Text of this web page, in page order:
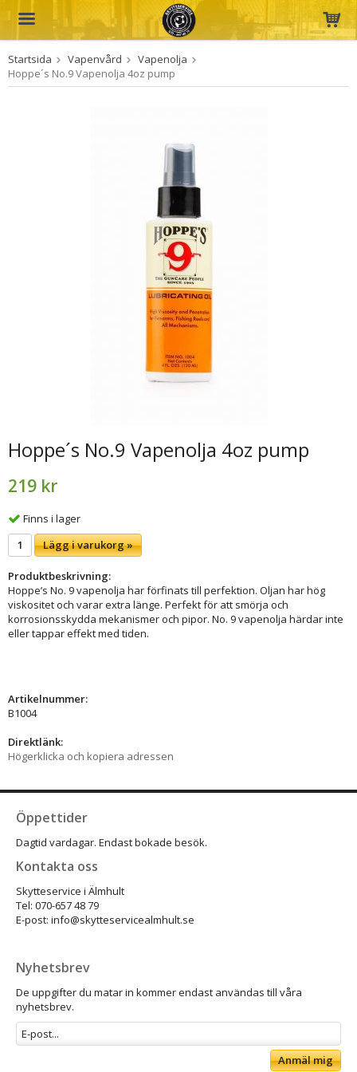
Produkten har blivit tillagd i varukorgen
Startsida Vapenvård
Vapenolja
Hoppe´s No.9 Vapenolja 4oz pump
Hoppe´s No.9 Vapenolja 4oz pump
219 kr
Finns i lager
Lägg i varukorg »
Produktbeskrivning:
Hoppe’s No. 9 vapenolja har förfinats till perfektion. Oljan har hög
viskositet och varar extra länge. Perfekt för att smörja och
korrosionsskydda mekanismer och pipor. No. 9 vapenolja härdar inte
eller tappar effekt med tiden.
Artikelnummer:
B1004
Direktlänk:
Högerklicka och kopiera adressen
Öppettider
Dagtid vardagar. Endast bokade besök.
Kontakta oss
Skytteservice i Älmhult
Tel: 070-657 48 79
E-post: info@skytteservicealmhult.se
Nyhetsbrev
De uppgifter du matar in kommer endast användas till våra
nyhetsbrev.
Anmäl mig